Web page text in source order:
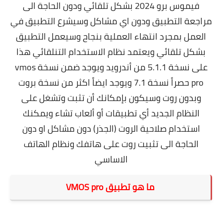
فيموس برو 2024 بشكل تلقائي ودون الحاجة الى
مراجعة التطبيق ودون اي مشاكل وسيشرع التطبيق في
العمل بمجرد انتهاء العملية بنجاح وسيعمل التطبيق
بشكل تلقائي ويعتمد نظام الاستخدام التنلقائي هذا
على نسخة 5.1.1 من أندرويد ويوجد ضمن نسخة vmos
pro حصراً نسخة 7.1 ويوجد ايضاً اكثر من نسخة بروت
وبدون روتوسيكون بإمكانك أن تثبت وتشغل على
النظام الجديد أي تطبيقات أو ألعاب تشاء ويمكنك
استخدام صلاحية الروت (الجذر) دون مشاكل او دون
الحاجة الى تثبيت روت على هاتفك ونظام الهاتف
الاساسي
ما هو تطبيق VMOS pro